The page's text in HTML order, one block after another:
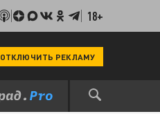
18+
ОТКЛЮЧИТЬ РЕКЛАМУ